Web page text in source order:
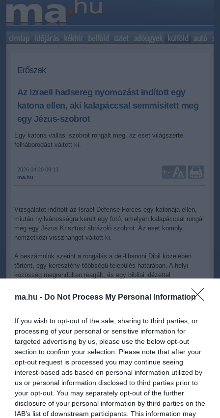
ma.hu - Do Not Process My Personal Information
If you wish to opt-out of the sale, sharing to third parties, or
processing of your personal or sensitive information for
targeted advertising by us, please use the below opt-out
section to confirm your selection. Please note that after your
opt-out request is processed you may continue seeing
interest-based ads based on personal information utilized by
us or personal information disclosed to third parties prior to
your opt-out. You may separately opt-out of the further
disclosure of your personal information by third parties on the
IAB’s list of downstream participants. This information may
címlap időjárás kékhír belföld üzlet adóügyek külföld autó
Erőszak
Az izraeli hadsereg nyomozást indított egy
katona ellen, aki kalapáccsal semmisített meg
egy Jézus-szobrot
Egy katona vallási szobrot rongált meg, az eset világszerte
felháborodást váltott ki.
2026.04.20 09:13
ma.hu
+-
Vizsgálatot indított az Israel Defense Forces egy katonája ellen,
miután nyilvánosságra került egy fotó, amelyen kalapáccsal rongál
meg egy Jézus Krisztust ábrázoló szobrot. Az eset komoly
nemzetközi visszhangot váltott ki.
A beszámolók szerint a rongálás a dél-libanoni Dibil közelében
történt, egy keresztény többségű település határában. A helyi
közösség megrendülten reagált, és egy bibliai idézettel
A hadsereg megerősítette a kép hitelességét, és hangsúlyozta,
értékekkel. A vizsgálat jelenleg is folyamatban van, és az
eredmények függvényében fegyelmi intézkedések várhatók.
A katonai vezetés közölte, hogy nem áll szándékukban civil
infrastruktúrát vagy vallási jelképeket károsítani, és hozzátették,
hogy segítik a közösséget a szobor helyreállításában.
Az ügy komoly felháborodást váltott ki a közösségi médiában is,
különösen annak fényében, hogy a térségben az elmúlt években
több vallási helyszínt is ért támadás a konfliktusok során.